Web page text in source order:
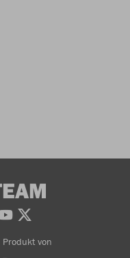
Produkt von